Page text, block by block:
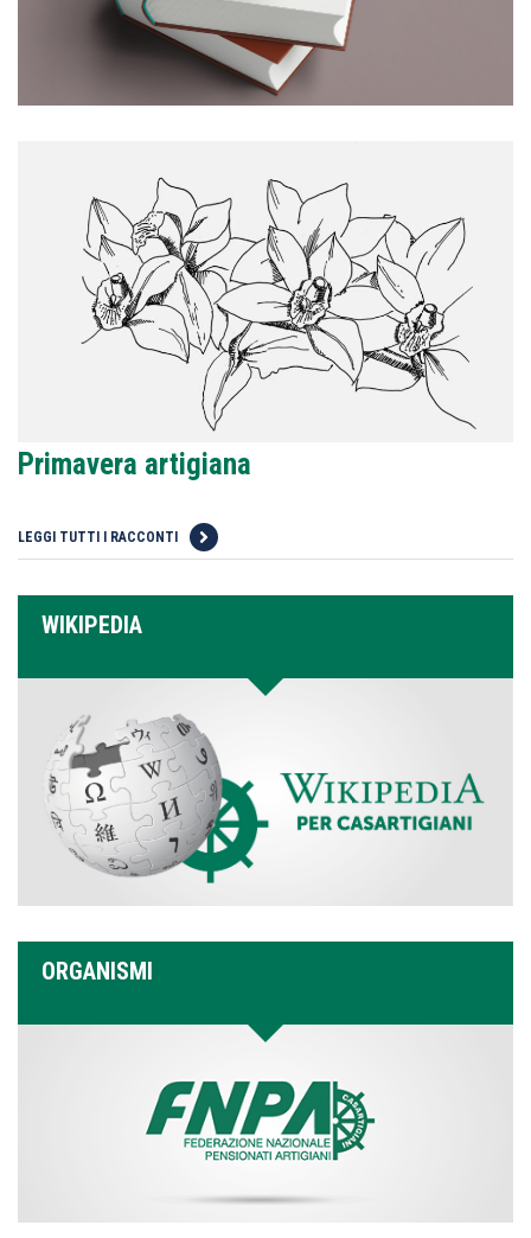
Primavera artigiana
LEGGI TUTTI I RACCONTI
WIKIPEDIA
ORGANISMI